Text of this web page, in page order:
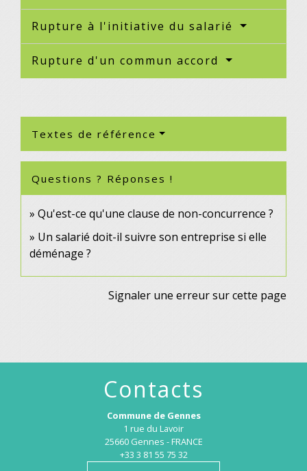
Rupture à l'initiative du salarié
Rupture d'un commun accord
Textes de référence
Questions ? Réponses !
Qu'est-ce qu'une clause de non-concurrence ?
Un salarié doit-il suivre son entreprise si elle
déménage ?
Signaler une erreur sur cette page
Contacts
Commune de Gennes
1 rue du Lavoir
25660 Gennes - FRANCE
+33 3 81 55 75 32